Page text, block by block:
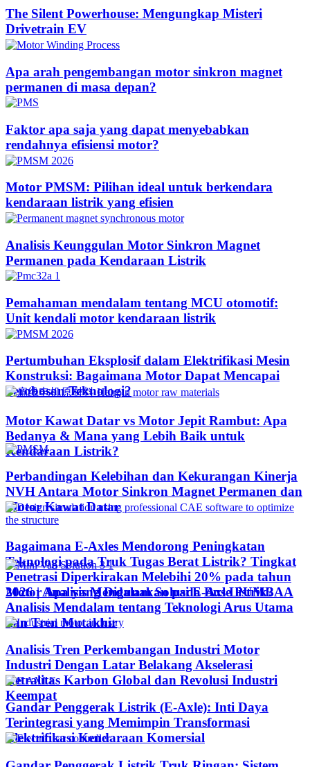
The Silent Powerhouse: Mengungkap Misteri
Drivetrain EV
Apa arah pengembangan motor sinkron magnet
permanen di masa depan?
Faktor apa saja yang dapat menyebabkan
rendahnya efisiensi motor?
Motor PMSM: Pilihan ideal untuk berkendara
kendaraan listrik yang efisien
Analisis Keunggulan Motor Sinkron Magnet
Permanen pada Kendaraan Listrik
Pemahaman mendalam tentang MCU otomotif:
Unit kendali motor kendaraan listrik
Pertumbuhan Eksplosif dalam Elektrifikasi Mesin
Konstruksi: Bagaimana Motor Dapat Mencapai
Terobosan Teknologi?​
Motor Kawat Datar vs Motor Jepit Rambut: Apa
Bedanya & Mana yang Lebih Baik untuk
Kendaraan Listrik?
Perbandingan Kelebihan dan Kekurangan Kinerja
NVH Antara Motor Sinkron Magnet Permanen dan
Motor Kawat Datar
Bagaimana E-Axles Mendorong Peningkatan
Teknologi pada Truk Tugas Berat Listrik? Tingkat
Penetrasi Diperkirakan Melebihi 20% pada tahun
2026 | Analisis Mendalam Solusi E-Axle PUMBAA
Motor Apa yang Digunakan pada Bus Listrik?
Analisis Mendalam tentang Teknologi Arus Utama
dan Tren Mutakhir
Analisis Tren Perkembangan Industri Motor
Industri Dengan Latar Belakang Akselerasi
Netralitas Karbon Global dan Revolusi Industri
Keempat
Gandar Penggerak Listrik (E-Axle): Inti Daya
Terintegrasi yang Memimpin Transformasi
Elektrifikasi Kendaraan Komersial